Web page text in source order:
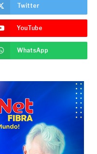
Twitter
YouTube
WhatsApp